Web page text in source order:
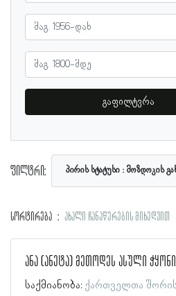
გაფილტვრა
ფილტრი: პირის სტატუსი მოზდოკის
სორტირება ახალი ჩანაწერების მიხედვით
ანა (ანეტა) მეთოდეს ასული
საქმიანობა: ქართველთა